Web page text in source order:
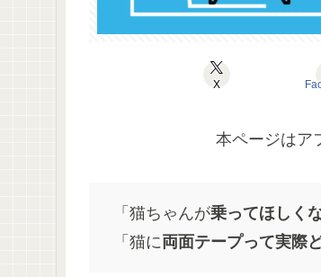
X
本ページはア
「猫ちゃんが乗ってほしく
「猫に両面テープって実際